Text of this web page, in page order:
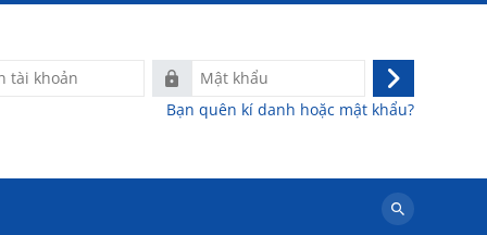
Mật
khẩu
Đăng
nhập
Bạn quên kí danh hoặc mật khẩu?
Tìm